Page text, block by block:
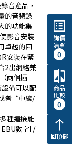
音產品，
的音頻錄
的功能集
影音安裝
卓越的固
安裝在緊
2出網絡兼
兩個插
備可以配
者“中繼/
種連接能
數字I /
list_alt
詢價
清單
0
compare
商品
比較
0
north
回頂部